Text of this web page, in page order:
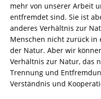
mehr von unserer Arbeit
entfremdet sind. Sie ist
anderes Verhältnis zur
Menschen nicht zurück
der Natur. Aber wir
Verhältnis zur Natur, das
Trennung und
Verständnis und